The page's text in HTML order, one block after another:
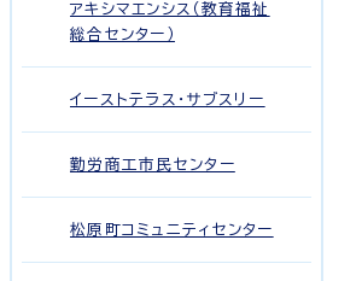
アキシマエンシス（教育福祉
総合センター）
イーストテラス・サブスリー
勤労商工市民センター
松原町コミュニティセンター